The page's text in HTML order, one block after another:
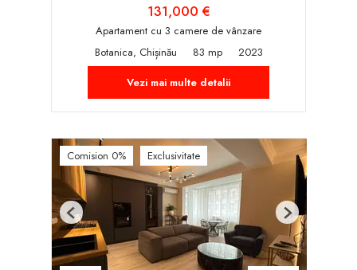
131,000 €
Apartament cu 3 camere de vânzare
Botanica, Chișinău
83 mp
2023
Vezi mai multe detalii
Comision 0% Exclusivitate
Previous Next